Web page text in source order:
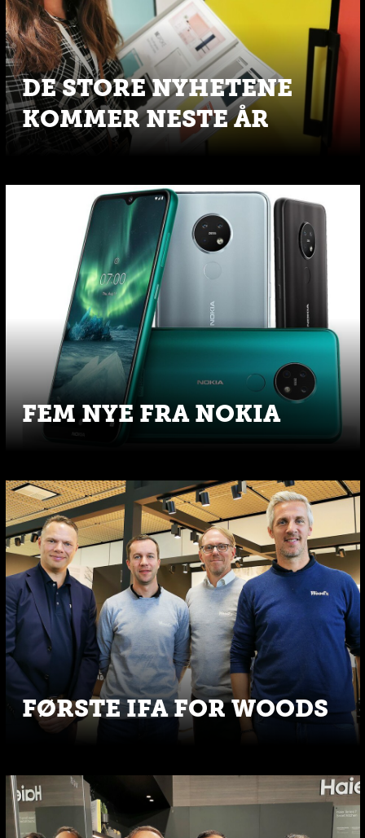
DE STORE NYHETENE
KOMMER NESTE ÅR
FEM NYE FRA NOKIA
FØRSTE IFA FOR WOODS